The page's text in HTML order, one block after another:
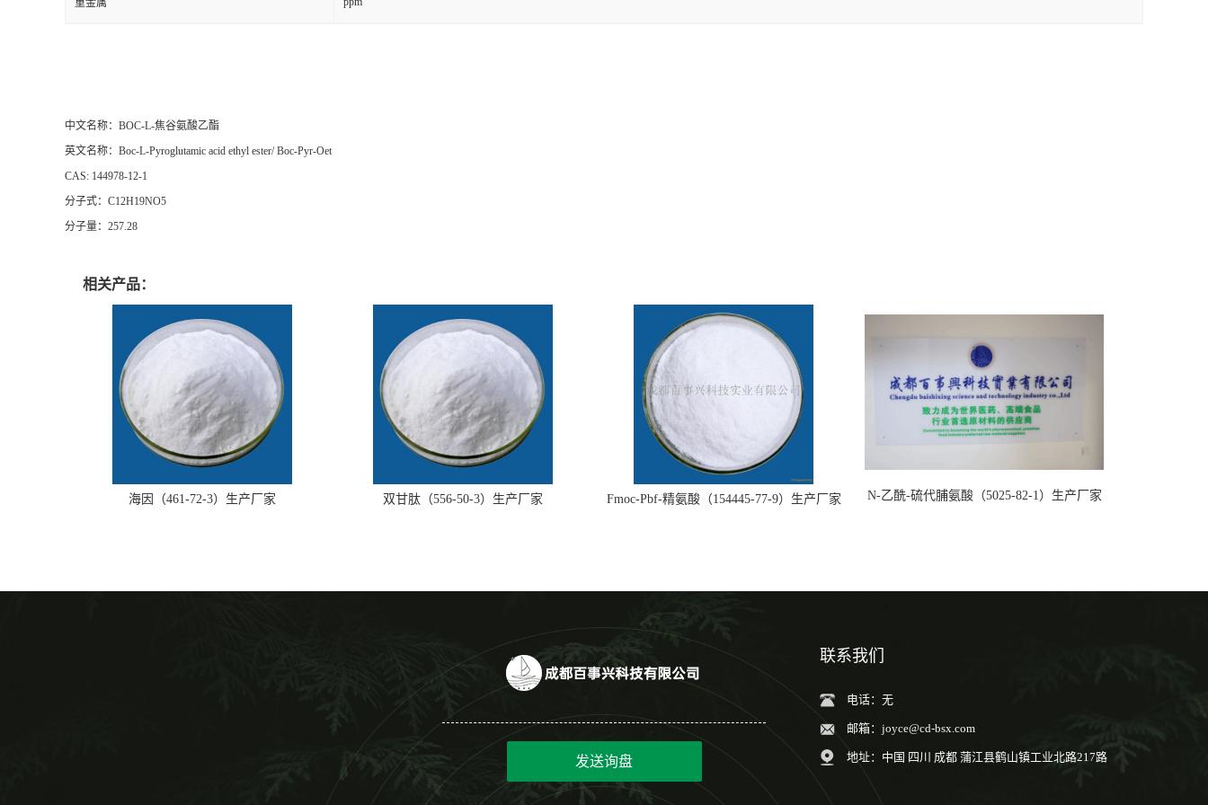
重金属
中文名称：BOC-L-焦谷氨酸乙酯
英文名称：Boc-L-Pyroglutamic acid ethyl ester/ Boc-Pyr-Oet
CAS: 144978-12-1
分子式：C12H19NO5
分子量：257.28
相关产品：
海因（461-72-3）生产厂家 双甘肽（556-50-3）生产厂家 Fmoc-Pbf-精氨酸（154445-77-9）生产厂家 N-乙酰-硫代脯氨酸（5025-82-1）生产厂家
发送询盘
联系我们
电话：无
邮箱： joyce@cd-bsx.com
地址：中国 四川 成都 蒲江县鹤山镇工业北路217路